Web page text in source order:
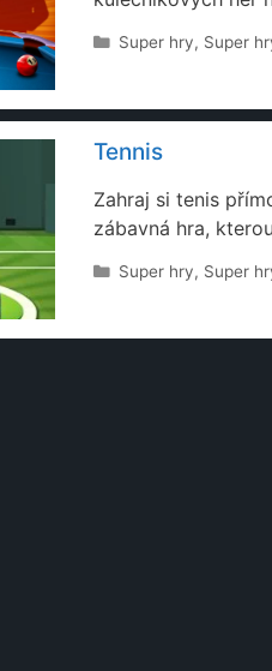
Rubriky
Super hry, Super
Tennis
Zahraj si tenis
zábavná hra,
Rubriky
Super hry, Super